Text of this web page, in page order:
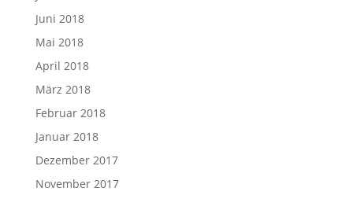
Juni 2018
Mai 2018
April 2018
März 2018
Februar 2018
Januar 2018
Dezember 2017
November 2017